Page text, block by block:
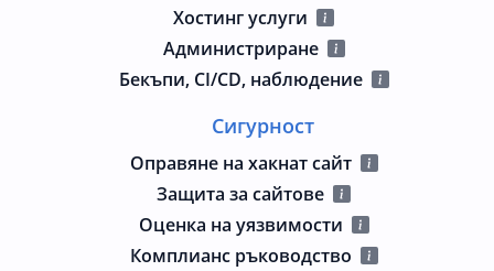
Хостинг услуги
Администриране
Бекъпи, CI/CD, наблюдение
Сигурност
Оправяне на хакнат сайт
Защита за сайтове
Оценка на уязвимости
Комплианс ръководство